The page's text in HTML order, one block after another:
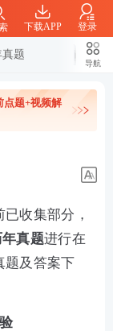
下载APP 登录
题
导航
点题+视频解
收集部分，
真题进行在
题及答案下